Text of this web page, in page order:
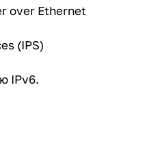
over Ethernet
(IPS)
IPv6.